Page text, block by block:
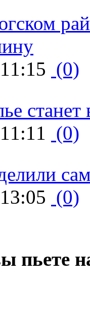
(0)
(0)
(0)
пьете